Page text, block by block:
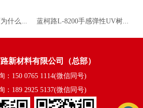
蓝柯路L-8200手感弹性UV树脂能不能做到橡胶漆效果
新材料有限公司（总部）
：150 0765 1114(微信同号)
：189 2925 5137(微信同号)